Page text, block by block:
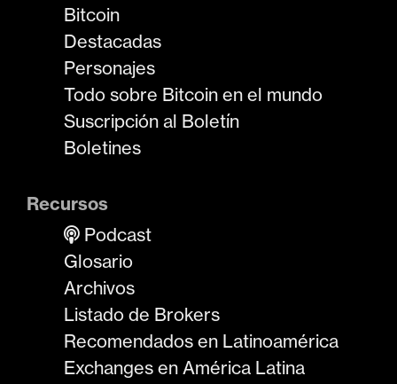
Bitcoin
Destacadas
Personajes
Todo sobre Bitcoin en el mundo
Suscripción al Boletín
Boletines
Recursos
Podcast
Glosario
Archivos
Listado de Brokers
Recomendados en Latinoamérica
Exchanges en América Latina